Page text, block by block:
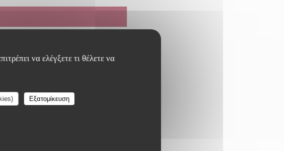
να ελέγξετε τι θέλετε να
Εξατομίκευση